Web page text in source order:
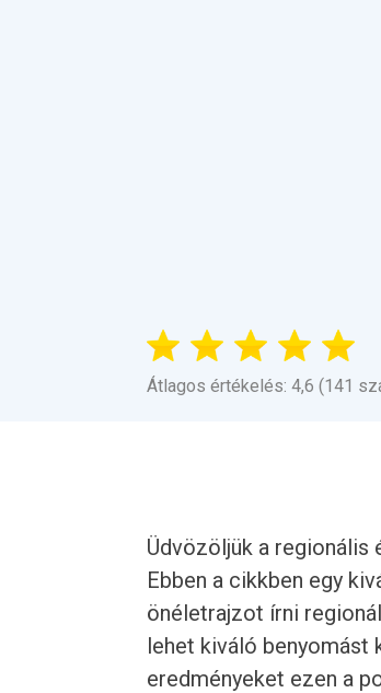
Átlagos értékelés: 4,6 (141
Üdvözöljük a regionális
Ebben a cikkben egy
önéletrajzot írni
lehet kiváló benyomást
eredményeket ezen a